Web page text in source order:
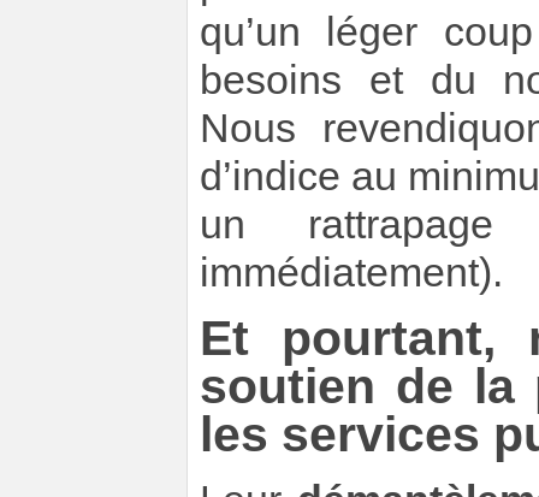
qu’un léger
besoins et du
Nous
d’indice au
un rattrapage
immédiatement).
Et pourtant,
soutien de la
les services